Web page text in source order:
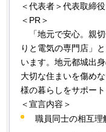
＜代表者＞代表取締
＜PR＞
「地元で安心。親
りと電気の専門店」
います。地元都城出
大切な住まいを傷め
様の暮らしをサポー
＜宣言内容＞
職員同士の相互理